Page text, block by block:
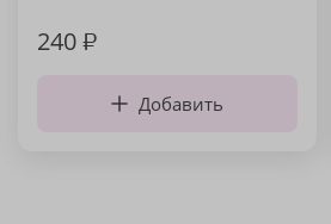
240₽
Добавить